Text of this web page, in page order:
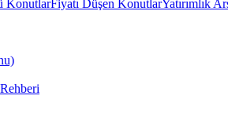
KonutlarFiyatı Düşen KonutlarYatırımlık